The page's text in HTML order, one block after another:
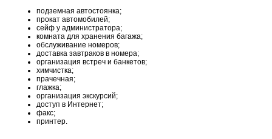
подземная автостоянка;
прокат автомобилей;
сейф у администратора;
комната для хранения багажа;
обслуживание номеров;
доставка завтраков в номера;
организация встреч и банкетов;
химчистка;
прачечная;
глажка;
организация экскурсий;
доступ в Интернет;
факс;
принтер.